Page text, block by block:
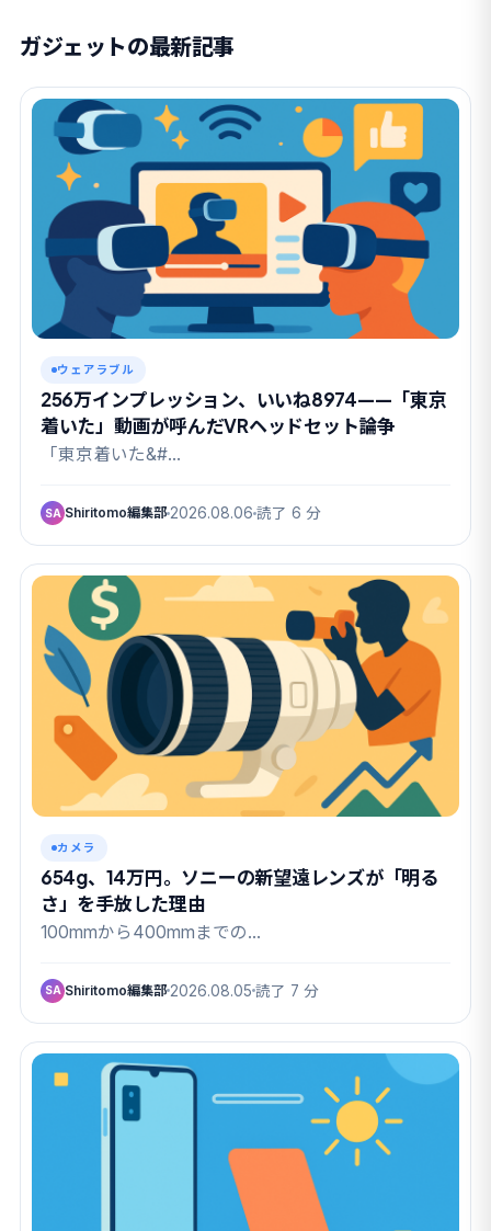
ガジェットの最新記事
ウェアラブル
256万インプレッション、いいね8974——「東京
着いた」動画が呼んだVRヘッドセット論争
「東京着いた&#…
SA Shiritomo編集部 2026.08.06 読了 6 分
カメラ
654g、14万円。ソニーの新望遠レンズが「明る
さ」を手放した理由
100mmから400mmまでの…
SA Shiritomo編集部 2026.08.05 読了 7 分